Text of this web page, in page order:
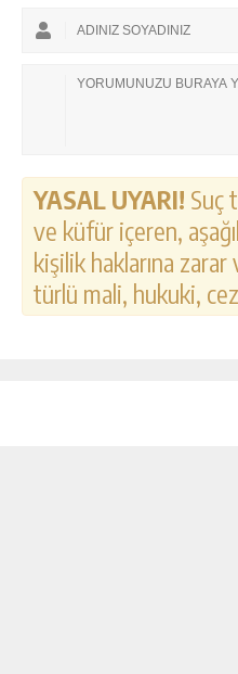
YASAL UYARI! Suç
ve küfür içeren,
kişilik haklarına
türlü mali, hukuki,